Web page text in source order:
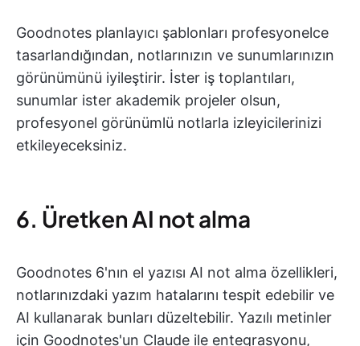
Goodnotes planlayıcı şablonları profesyonelce
tasarlandığından, notlarınızın ve sunumlarınızın
görünümünü iyileştirir. İster iş toplantıları,
sunumlar ister akademik projeler olsun,
profesyonel görünümlü notlarla izleyicilerinizi
etkileyeceksiniz.
6. Üretken AI not alma
Goodnotes 6'nın el yazısı AI not alma özellikleri,
notlarınızdaki yazım hatalarını tespit edebilir ve
AI kullanarak bunları düzeltebilir. Yazılı metinler
için Goodnotes'un Claude ile entegrasyonu,